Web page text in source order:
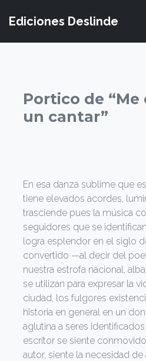
Ediciones Deslinde
Portico de
un cantar”
En esa danza sublime que
tiene elevados acordes,
trasciende pues la música
seguidores que se
logra esplendor en el siglo
convertido —al decir del
nuestra estrofa nacional,
se utilizan para expresar la
ciudad, los fulgores
historia en general en un
aglutina a seres
escritor se siente
autor, siente la necesidad